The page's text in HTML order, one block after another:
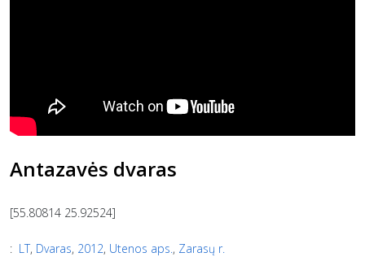
Antazavės dvaras
[55.80814 25.92524]
: LT, Dvaras, 2012, Utenos aps., Zarasų r.